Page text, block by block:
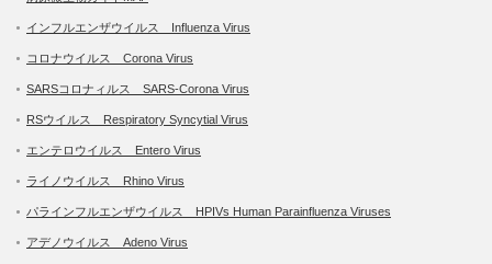
インフルエンザウイルス Influenza Virus
コロナウイルス Corona Virus
SARSコロナィルス SARS-Corona Virus
RSウイルス Respiratory Syncytial Virus
エンテロウイルス Entero Virus
ライノウイルス Rhino Virus
パラインフルエンザウイルス HPIVs Human Parainfluenza Viruses
アデノウイルス Adeno Virus